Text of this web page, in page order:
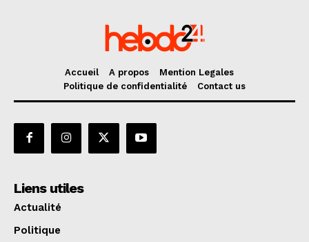
Accueil A propos
Mention Legales
Politique de confidentialité
Contact us
Liens utiles
Actualité
Politique